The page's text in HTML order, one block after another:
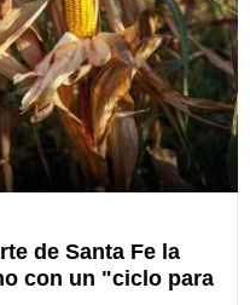
de Santa Fe la
con un "ciclo para